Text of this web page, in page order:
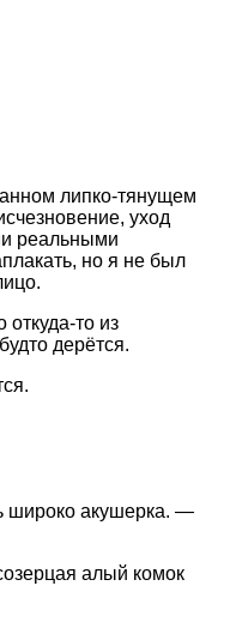
липко-тянущем
уход
реальными
но я не был
то из
дерётся.
акушерка. —
алый комок